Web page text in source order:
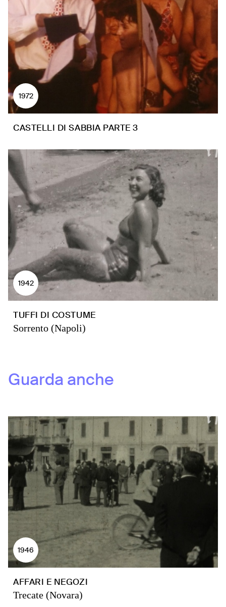
1972
CASTELLI DI SABBIA PARTE 3
1942
TUFFI DI COSTUME
Sorrento (Napoli)
Guarda anche
1946
AFFARI E NEGOZI
Trecate (Novara)